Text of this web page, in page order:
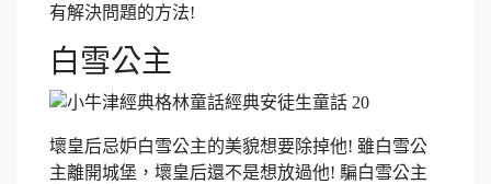
有解決問題的方法!
白雪公主
壞皇后忌妒白雪公主的美貌想要除掉他! 雖白雪公
主離開城堡，壞皇后還不是想放過他! 騙白雪公主